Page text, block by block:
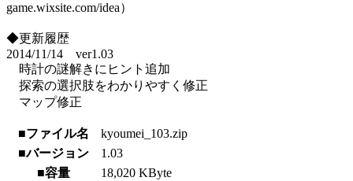
game.wixsite.com/idea）​
◆更新履歴
2014/11/14 ver1.03
時計の謎解きにヒント追加
探索の選択肢をわかりやすく修正
マップ修正
■ファイル名
kyoumei_103.zip
■バージョン
1.03
■容量
18,020 KByte